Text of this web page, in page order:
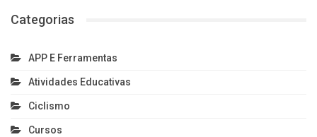
Categorias
APP E Ferramentas
Atividades Educativas
Ciclismo
Cursos